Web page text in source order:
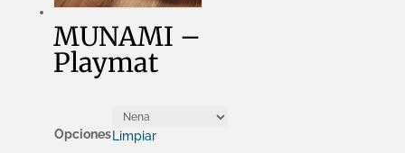
MUNAMI –
Playmat
Opciones Limpiar